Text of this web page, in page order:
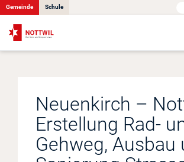
Politik & Verwaltung
Onlinedienste
Gemeinde Schule
Neuenkirch –
Erstellung Rad-
Gehweg, Ausbau